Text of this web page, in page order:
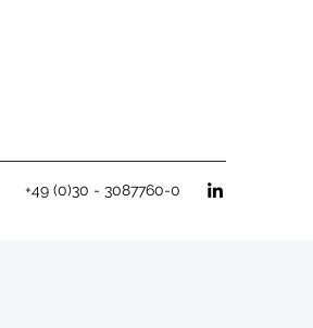
+49 (0)30 - 3087760-0